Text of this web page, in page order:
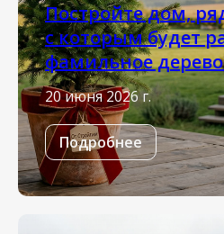
Постройте дом,
с которым будет
фамильное
20 июня 2026 г.
Подробнее